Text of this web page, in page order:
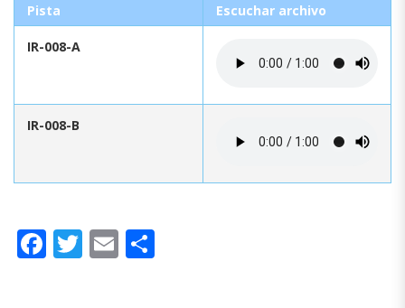
Pista Escuchar archivo
IR-008-A
IR-008-B
Facebook
Twitter
Email